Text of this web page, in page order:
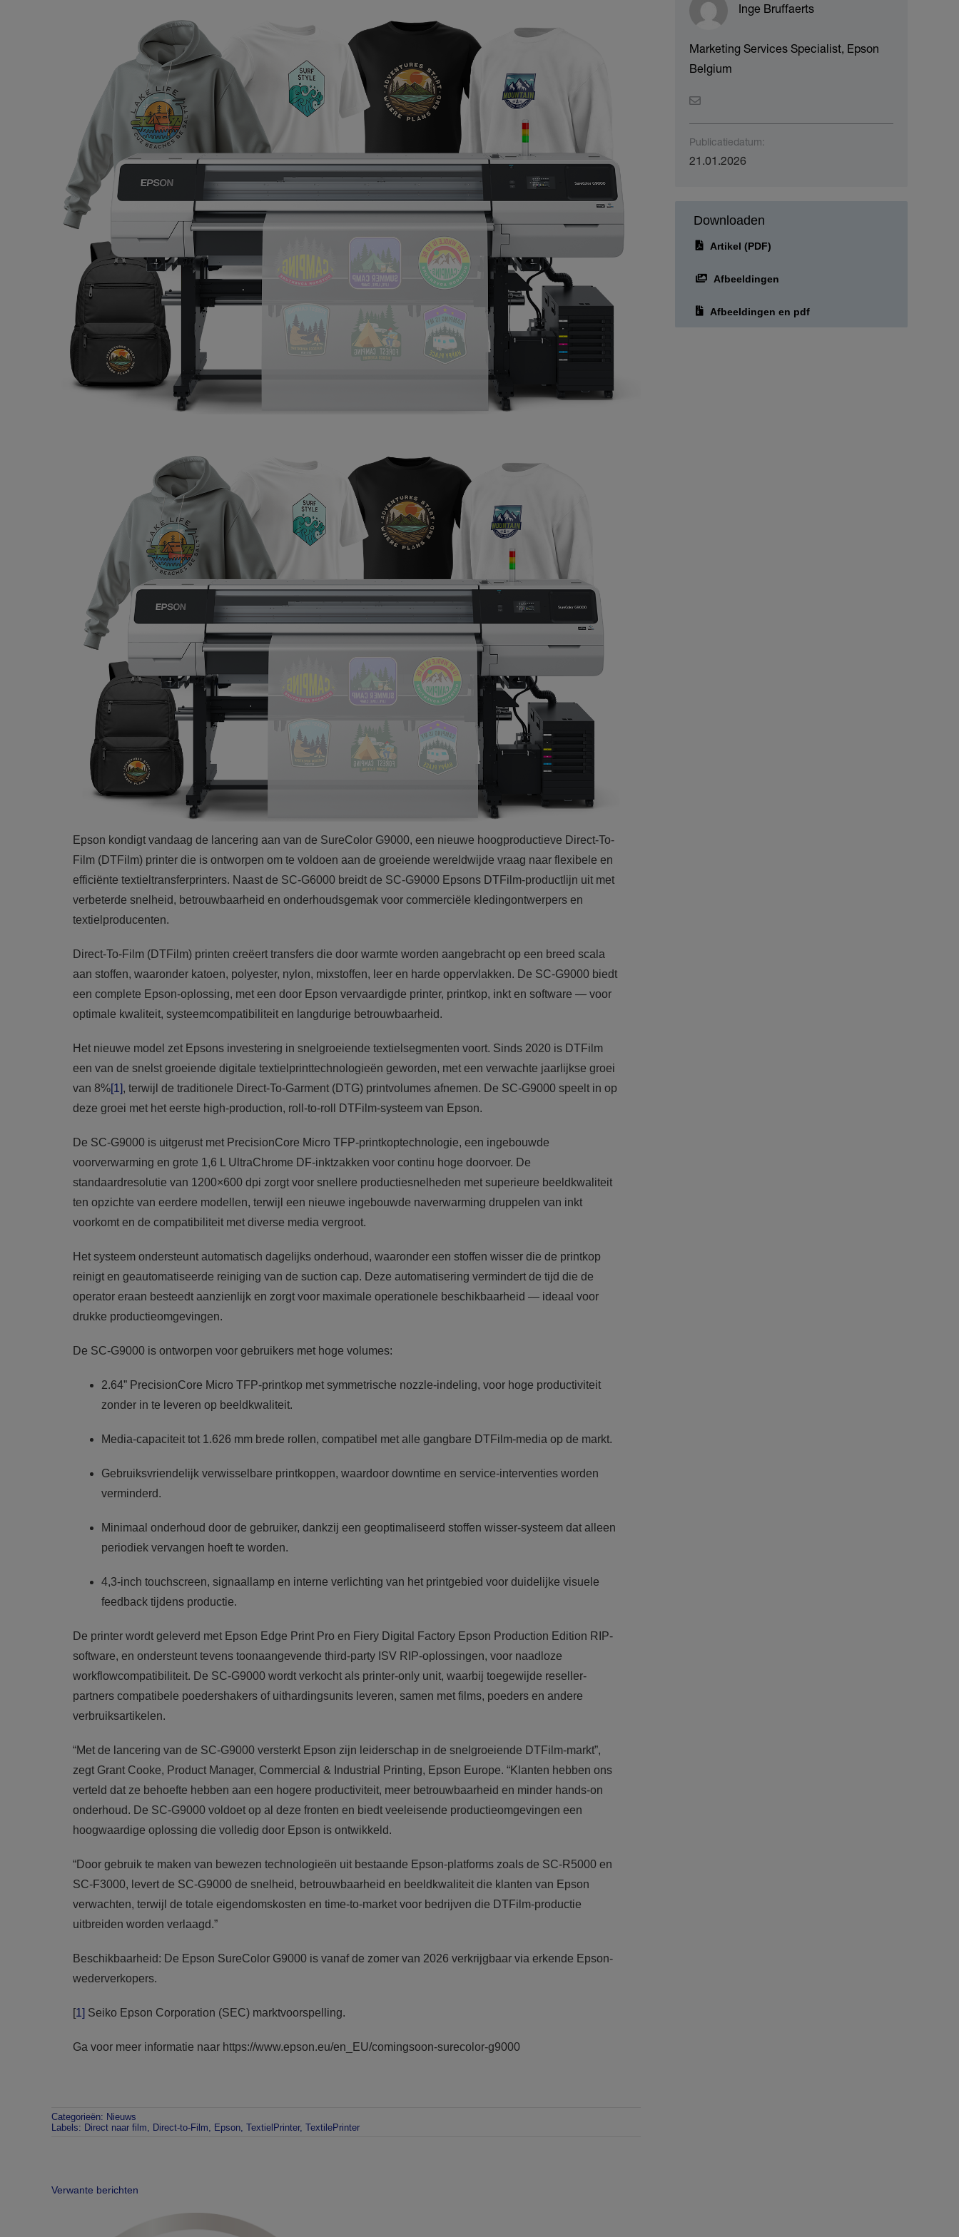
Epson kondigt vandaag de lancering aan van de SureColor G9000, een nieuwe hoogproductieve Direct-To-
Film (DTFilm) printer die is ontworpen om te voldoen aan de groeiende wereldwijde vraag naar flexibele en
efficiënte textieltransferprinters. Naast de SC-G6000 breidt de SC-G9000 Epsons DTFilm-productlijn uit met
verbeterde snelheid, betrouwbaarheid en onderhoudsgemak voor commerciële kledingontwerpers en
textielproducenten.
Direct-To-Film (DTFilm) printen creëert transfers die door warmte worden aangebracht op een breed scala
aan stoffen, waaronder katoen, polyester, nylon, mixstoffen, leer en harde oppervlakken. De SC-G9000 biedt
een complete Epson-oplossing, met een door Epson vervaardigde printer, printkop, inkt en software — voor
optimale kwaliteit, systeemcompatibiliteit en langdurige betrouwbaarheid.
Het nieuwe model zet Epsons investering in snelgroeiende textielsegmenten voort. Sinds 2020 is DTFilm
een van de snelst groeiende digitale textielprinttechnologieën geworden, met een verwachte jaarlijkse groei
van 8%[1], terwijl de traditionele Direct-To-Garment (DTG) printvolumes afnemen. De SC-G9000 speelt in op
deze groei met het eerste high-production, roll-to-roll DTFilm-systeem van Epson.
De SC-G9000 is uitgerust met PrecisionCore Micro TFP-printkoptechnologie, een ingebouwde
voorverwarming en grote 1,6 L UltraChrome DF-inktzakken voor continu hoge doorvoer. De
standaardresolutie van 1200×600 dpi zorgt voor snellere productiesnelheden met superieure beeldkwaliteit
ten opzichte van eerdere modellen, terwijl een nieuwe ingebouwde naverwarming druppelen van inkt
voorkomt en de compatibiliteit met diverse media vergroot.
Het systeem ondersteunt automatisch dagelijks onderhoud, waaronder een stoffen wisser die de printkop
reinigt en geautomatiseerde reiniging van de suction cap. Deze automatisering vermindert de tijd die de
operator eraan besteedt aanzienlijk en zorgt voor maximale operationele beschikbaarheid — ideaal voor
drukke productieomgevingen.
De SC-G9000 is ontworpen voor gebruikers met hoge volumes:
2.64” PrecisionCore Micro TFP-printkop met symmetrische nozzle-indeling, voor hoge productiviteit
zonder in te leveren op beeldkwaliteit.
Media-capaciteit tot 1.626 mm brede rollen, compatibel met alle gangbare DTFilm-media op de markt.
Gebruiksvriendelijk verwisselbare printkoppen, waardoor downtime en service-interventies worden
verminderd.
Minimaal onderhoud door de gebruiker, dankzij een geoptimaliseerd stoffen wisser-systeem dat alleen
periodiek vervangen hoeft te worden.
4,3-inch touchscreen, signaallamp en interne verlichting van het printgebied voor duidelijke visuele
feedback tijdens productie.
De printer wordt geleverd met Epson Edge Print Pro en Fiery Digital Factory Epson Production Edition RIP-
software, en ondersteunt tevens toonaangevende third-party ISV RIP-oplossingen, voor naadloze
workflowcompatibiliteit. De SC-G9000 wordt verkocht als printer-only unit, waarbij toegewijde reseller-
partners compatibele poedershakers of uithardingsunits leveren, samen met films, poeders en andere
verbruiksartikelen.
“Met de lancering van de SC-G9000 versterkt Epson zijn leiderschap in de snelgroeiende DTFilm-markt”,
zegt Grant Cooke, Product Manager, Commercial & Industrial Printing, Epson Europe. “Klanten hebben ons
verteld dat ze behoefte hebben aan een hogere productiviteit, meer betrouwbaarheid en minder hands-on
onderhoud. De SC-G9000 voldoet op al deze fronten en biedt veeleisende productieomgevingen een
hoogwaardige oplossing die volledig door Epson is ontwikkeld.
“Door gebruik te maken van bewezen technologieën uit bestaande Epson-platforms zoals de SC-R5000 en
SC-F3000, levert de SC-G9000 de snelheid, betrouwbaarheid en beeldkwaliteit die klanten van Epson
verwachten, terwijl de totale eigendomskosten en time-to-market voor bedrijven die DTFilm-productie
uitbreiden worden verlaagd.”
Beschikbaarheid: De Epson SureColor G9000 is vanaf de zomer van 2026 verkrijgbaar via erkende Epson-
wederverkopers.
[1] Seiko Epson Corporation (SEC) marktvoorspelling.
Ga voor meer informatie naar https://www.epson.eu/en_EU/comingsoon-surecolor-g9000
Categorieën: Nieuws
Labels: Direct naar film, Direct-to-Film, Epson, TextielPrinter, TextilePrinter
Verwante berichten
Inge Bruffaerts
Marketing Services Specialist, Epson
Belgium
Publicatiedatum:
21.01.2026
Downloaden
Artikel (PDF)
Afbeeldingen
Afbeeldingen en pdf